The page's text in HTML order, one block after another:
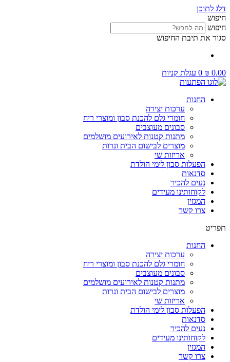
דלג לתוכן
חיפוש
חיפוש
סגור את תיבת החיפוש
₪ 0.00
0 עגלת קניות
החנות
ערכות יצירה
חומרי גלם להכנת סבון ומוצרי ריח
סבונים מעוצבים
מתנות קטנות לאירועים מושלמים
מוצרים לבישום הבית ונרות
אריזות שי
הפעלות סבון לימי הולדת
סדנאות
נעים להכיר
לקוחותינו מעידים
המגזין
צרו קשר
תפריט
החנות
ערכות יצירה
חומרי גלם להכנת סבון ומוצרי ריח
סבונים מעוצבים
מתנות קטנות לאירועים מושלמים
מוצרים לבישום הבית ונרות
אריזות שי
הפעלות סבון לימי הולדת
סדנאות
נעים להכיר
לקוחותינו מעידים
המגזין
צרו קשר